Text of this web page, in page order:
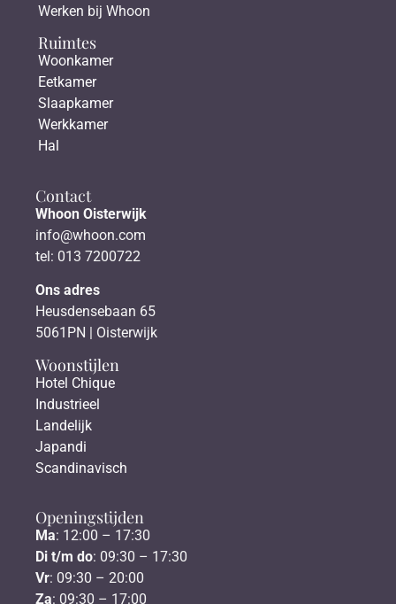
Werken bij Whoon
Ruimtes
Woonkamer
Eetkamer
Slaapkamer
Werkkamer
Hal
Contact
Whoon Oisterwijk
info@whoon.com
tel: 013 7200722
Ons adres
Heusdensebaan 65
5061PN | Oisterwijk
Woonstijlen
Hotel Chique
Industrieel
Landelijk
Japandi
Scandinavisch
Openingstijden
Ma: 12:00 – 17:30
Di t/m do: 09:30 – 17:30
Vr: 09:30 – 20:00
Za: 09:30 – 17:00